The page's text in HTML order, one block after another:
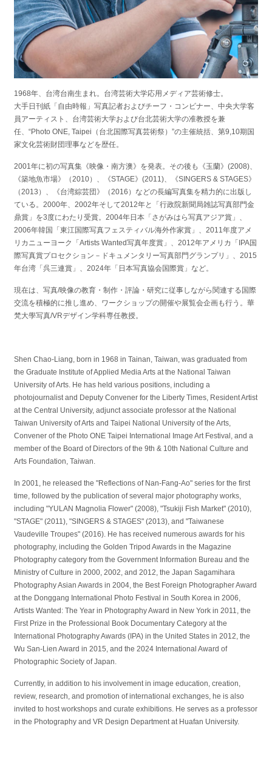
1968年、台湾台南生まれ。台湾芸術大学応用メディア芸術修士。
大手日刊紙「自由時報」写真記者およびチーフ・コンビナー、中央大学客
員アーティスト、台湾芸術大学および台北芸術大学の准教授を兼
任、“Photo ONE, Taipei（台北国際写真芸術祭）”の主催統括、第9,10期国
家文化芸術財団理事などを歴任。
2001年に初の写真集《映像・南方澳》を発表。その後も《玉蘭》(2008)、
《築地魚市場》（2010）、《STAGE》(2011)、《SINGERS & STAGES》
（2013）、《台湾綜芸団》（2016）などの長編写真集を精力的に出版し
ている。2000年、2002年そして2012年と「行政院新聞局雑誌写真部門金
鼎賞」を3度にわたり受賞。2004年日本「さがみはら写真アジア賞」、
2006年韓国「東江国際写真フェスティバル海外作家賞」、2011年度アメ
リカニューヨーク「Artists Wanted写真年度賞」、2012年アメリカ「IPA国
際写真賞プロセクション－ドキュメンタリー写真部門グランプリ」、2015
年台湾「呉三連賞」、2024年「日本写真協会国際賞」など。
現在は、写真/映像の教育・制作・評論・研究に従事しながら関連する国際
交流を積極的に推し進め、ワークショップの開催や展覧会企画も行う。華
梵大學写真/VRデザイン学科専任教授。
Shen Chao-Liang, born in 1968 in Tainan, Taiwan, was graduated from
the Graduate Institute of Applied Media Arts at the National Taiwan
University of Arts. He has held various positions, including a
photojournalist and Deputy Convener for the Liberty Times, Resident Artist
at the Central University, adjunct associate professor at the National
Taiwan University of Arts and Taipei National University of the Arts,
Convener of the Photo ONE Taipei International Image Art Festival, and a
member of the Board of Directors of the 9th & 10th National Culture and
Arts Foundation, Taiwan.
In 2001, he released the "Reflections of Nan-Fang-Ao" series for the first
time, followed by the publication of several major photography works,
including "YULAN Magnolia Flower" (2008), "Tsukiji Fish Market" (2010),
"STAGE" (2011), "SINGERS & STAGES" (2013), and "Taiwanese
Vaudeville Troupes" (2016). He has received numerous awards for his
photography, including the Golden Tripod Awards in the Magazine
Photography category from the Government Information Bureau and the
Ministry of Culture in 2000, 2002, and 2012, the Japan Sagamihara
Photography Asian Awards in 2004, the Best Foreign Photographer Award
at the Donggang International Photo Festival in South Korea in 2006,
Artists Wanted: The Year in Photography Award in New York in 2011, the
First Prize in the Professional Book Documentary Category at the
International Photography Awards (IPA) in the United States in 2012, the
Wu San-Lien Award in 2015, and the 2024 International Award of
Photographic Society of Japan.
Currently, in addition to his involvement in image education, creation,
review, research, and promotion of international exchanges, he is also
invited to host workshops and curate exhibitions. He serves as a professor
in the Photography and VR Design Department at Huafan University.